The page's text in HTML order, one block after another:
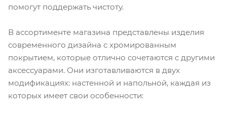
помогут поддержать чистоту.
В ассортименте магазина представлены изделия
современного дизайна с хромированным
покрытием, которые отлично сочетаются с другими
аксессуарами. Они изготавливаются в двух
модификациях: настенной и напольной, каждая из
которых имеет свои особенности: